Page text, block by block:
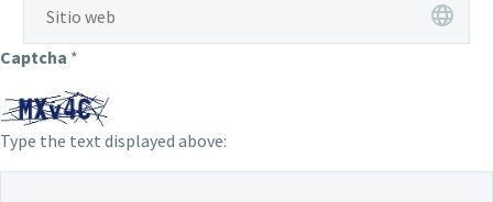
Captcha *
Type the text displayed above: